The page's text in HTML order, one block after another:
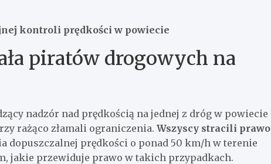
kontroli prędkości w powiecie
piratów drogowych na
nadzór nad prędkością na jednej z dróg w powiecie
rażąco złamali ograniczenia. Wszyscy stracili prawo
dopuszczalnej prędkości o ponad 50 km/h w terenie
jakie przewiduje prawo w takich przypadkach.